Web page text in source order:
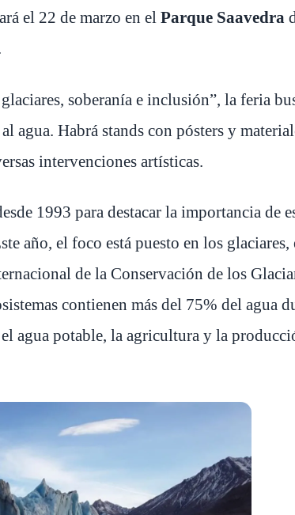
el 22 de marzo en el Parque Saavedra
soberanía e inclusión”, la feria
agua. Habrá stands con pósters y
intervenciones artísticas.
1993 para destacar la importancia de
año, el foco está puesto en los
de la Conservación de los
contienen más del 75% del agua
agua potable, la agricultura y la